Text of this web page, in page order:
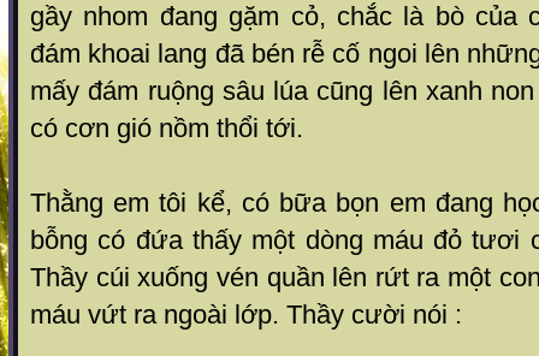
gầy nhom đang gặm cỏ, chắc là bò của
đám khoai lang đã bén rễ cố ngoi lên
mấy đám ruộng sâu lúa cũng lên xanh
có cơn gió nồm thổi tới.
Thằng em tôi kể, có bữa bọn em đang
bỗng có đứa thấy một dòng máu đỏ tươi
Thầy cúi xuống vén quần lên rứt ra một
máu vứt ra ngoài lớp. Thầy cười nói :